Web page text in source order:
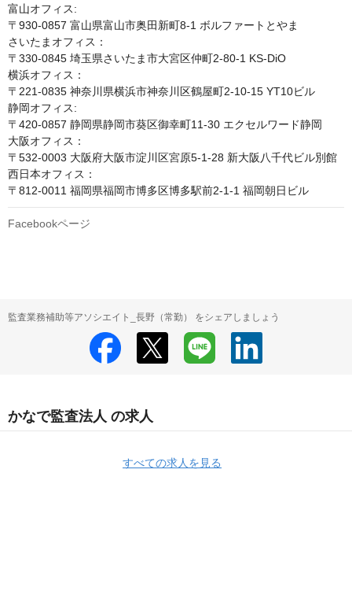
富山オフィス:
〒930-0857 富山県富山市奥田新町8-1 ボルファートとやま
さいたまオフィス：
〒330-0845 埼玉県さいたま市大宮区仲町2-80-1 KS-DiO
横浜オフィス：
〒221-0835 神奈川県横浜市神奈川区鶴屋町2-10-15 YT10ビル
静岡オフィス:
〒420-0857 静岡県静岡市葵区御幸町11-30 エクセルワード静岡
大阪オフィス：
〒532-0003 大阪府大阪市淀川区宮原5-1-28 新大阪八千代ビル別館
西日本オフィス：
〒812-0011 福岡県福岡市博多区博多駅前2-1-1 福岡朝日ビル
Facebookページ
監査業務補助等アソシエイト_長野（常勤） をシェアしましょう
かなで監査法人 の求人
すべての求人を見る